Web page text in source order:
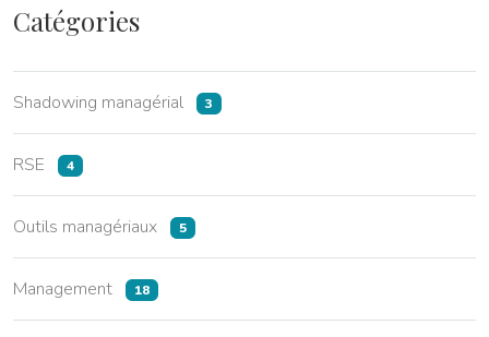
Catégories
Shadowing managérial 3
RSE 4
Outils managériaux 5
Management 18